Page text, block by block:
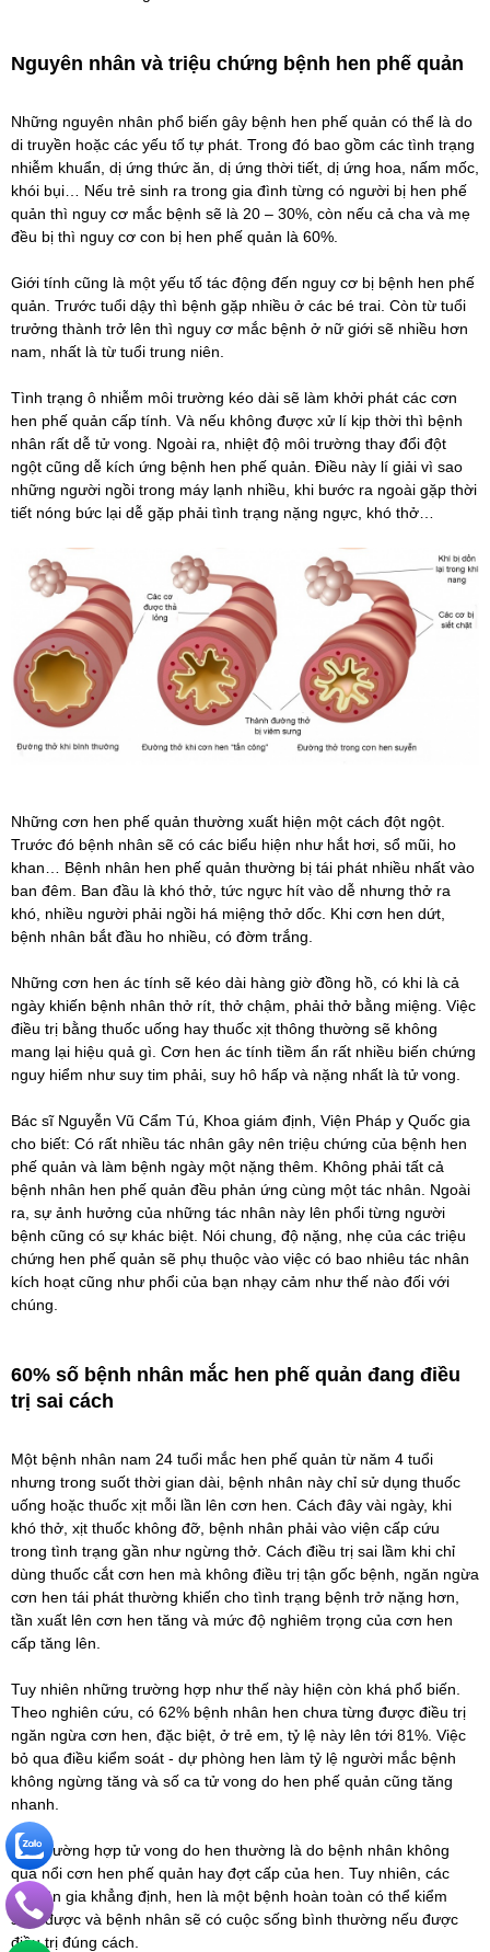
Nguyên nhân và triệu chứng bệnh hen phế quản
Những nguyên nhân phổ biến gây bệnh hen phế quản có thể là do
di truyền hoặc các yếu tố tự phát. Trong đó bao gồm các tình trạng
nhiễm khuẩn, dị ứng thức ăn, dị ứng thời tiết, dị ứng hoa, nấm mốc,
khói bụi… Nếu trẻ sinh ra trong gia đình từng có người bị hen phế
quản thì nguy cơ mắc bệnh sẽ là 20 – 30%, còn nếu cả cha và mẹ
đều bị thì nguy cơ con bị hen phế quản là 60%.
Giới tính cũng là một yếu tố tác động đến nguy cơ bị bệnh hen phế
quản. Trước tuổi dậy thì bệnh gặp nhiều ở các bé trai. Còn từ tuổi
trưởng thành trở lên thì nguy cơ mắc bệnh ở nữ giới sẽ nhiều hơn
nam, nhất là từ tuổi trung niên.
Tình trạng ô nhiễm môi trường kéo dài sẽ làm khởi phát các cơn
hen phế quản cấp tính. Và nếu không được xử lí kịp thời thì bệnh
nhân rất dễ tử vong. Ngoài ra, nhiệt độ môi trường thay đổi đột
ngột cũng dễ kích ứng bệnh hen phế quản. Điều này lí giải vì sao
những người ngồi trong máy lạnh nhiều, khi bước ra ngoài gặp thời
tiết nóng bức lại dễ gặp phải tình trạng nặng ngực, khó thở…
Những cơn hen phế quản thường xuất hiện một cách đột ngột.
Trước đó bệnh nhân sẽ có các biểu hiện như hắt hơi, sổ mũi, ho
khan… Bệnh nhân hen phế quản thường bị tái phát nhiều nhất vào
ban đêm. Ban đầu là khó thở, tức ngực hít vào dễ nhưng thở ra
khó, nhiều người phải ngồi há miệng thở dốc. Khi cơn hen dứt,
bệnh nhân bắt đầu ho nhiều, có đờm trắng.
Những cơn hen ác tính sẽ kéo dài hàng giờ đồng hồ, có khi là cả
ngày khiến bệnh nhân thở rít, thở chậm, phải thở bằng miệng. Việc
điều trị bằng thuốc uống hay thuốc xịt thông thường sẽ không
mang lại hiệu quả gì. Cơn hen ác tính tiềm ẩn rất nhiều biến chứng
nguy hiểm như suy tim phải, suy hô hấp và nặng nhất là tử vong.
Bác sĩ Nguyễn Vũ Cẩm Tú, Khoa giám định, Viện Pháp y Quốc gia
cho biết: Có rất nhiều tác nhân gây nên triệu chứng của bệnh hen
phế quản và làm bệnh ngày một nặng thêm. Không phải tất cả
bệnh nhân hen phế quản đều phản ứng cùng một tác nhân. Ngoài
ra, sự ảnh hưởng của những tác nhân này lên phổi từng người
bệnh cũng có sự khác biệt. Nói chung, độ nặng, nhẹ của các triệu
chứng hen phế quản sẽ phụ thuộc vào việc có bao nhiêu tác nhân
kích hoạt cũng như phổi của bạn nhạy cảm như thế nào đối với
chúng.
60% số bệnh nhân mắc hen phế quản đang điều
trị sai cách
Một bệnh nhân nam 24 tuổi mắc hen phế quản từ năm 4 tuổi
nhưng trong suốt thời gian dài, bệnh nhân này chỉ sử dụng thuốc
uống hoặc thuốc xịt mỗi lần lên cơn hen. Cách đây vài ngày, khi
khó thở, xịt thuốc không đỡ, bệnh nhân phải vào viện cấp cứu
trong tình trạng gần như ngừng thở. Cách điều trị sai lầm khi chỉ
dùng thuốc cắt cơn hen mà không điều trị tận gốc bệnh, ngăn ngừa
cơn hen tái phát thường khiến cho tình trạng bệnh trở nặng hơn,
tần xuất lên cơn hen tăng và mức độ nghiêm trọng của cơn hen
cấp tăng lên.
Tuy nhiên những trường hợp như thế này hiện còn khá phổ biến.
Theo nghiên cứu, có 62% bệnh nhân hen chưa từng được điều trị
ngăn ngừa cơn hen, đặc biệt, ở trẻ em, tỷ lệ này lên tới 81%. Việc
bỏ qua điều kiểm soát - dự phòng hen làm tỷ lệ người mắc bệnh
không ngừng tăng và số ca tử vong do hen phế quản cũng tăng
nhanh.
Các trường hợp tử vong do hen thường là do bệnh nhân không
qua nổi cơn hen phế quản hay đợt cấp của hen. Tuy nhiên, các
chuyên gia khẳng định, hen là một bệnh hoàn toàn có thể kiểm
soát được và bệnh nhân sẽ có cuộc sống bình thường nếu được
điều trị đúng cách.